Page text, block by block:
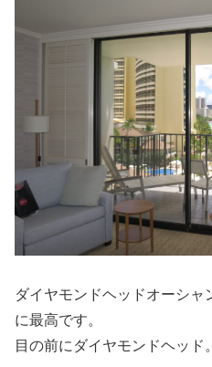
ダイヤモンドヘッドオーシャ
に最高です。
目の前にダイヤモンドヘッド